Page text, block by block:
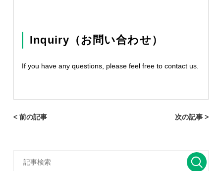
Inquiry（お問い合わせ）
If you have any questions, please feel free to contact us.
< 前の記事 次の記事 >